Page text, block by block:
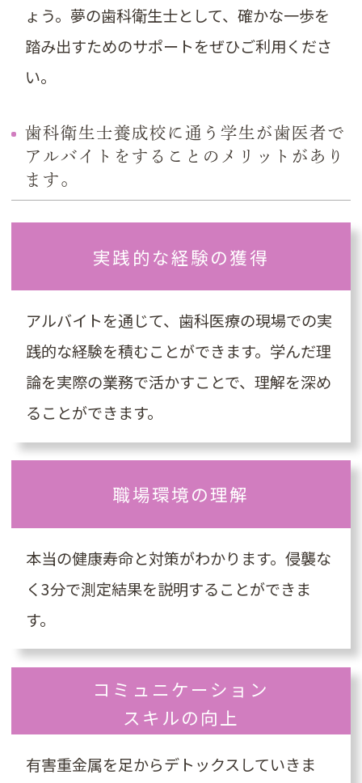
ょう。夢の歯科衛生士として、確かな一歩を
踏み出すためのサポートをぜひご利用くださ
い。
歯科衛生士養成校に通う学生が歯医者で
アルバイトをすることのメリットがあり
ます。
実践的な経験の獲得
アルバイトを通じて、歯科医療の現場での実
践的な経験を積むことができます。学んだ理
論を実際の業務で活かすことで、理解を深め
ることができます。
職場環境の理解
本当の健康寿命と対策がわかります。侵襲な
く3分で測定結果を説明することができま
す。
コミュニケーション
スキルの向上
有害重金属を足からデトックスしていきま